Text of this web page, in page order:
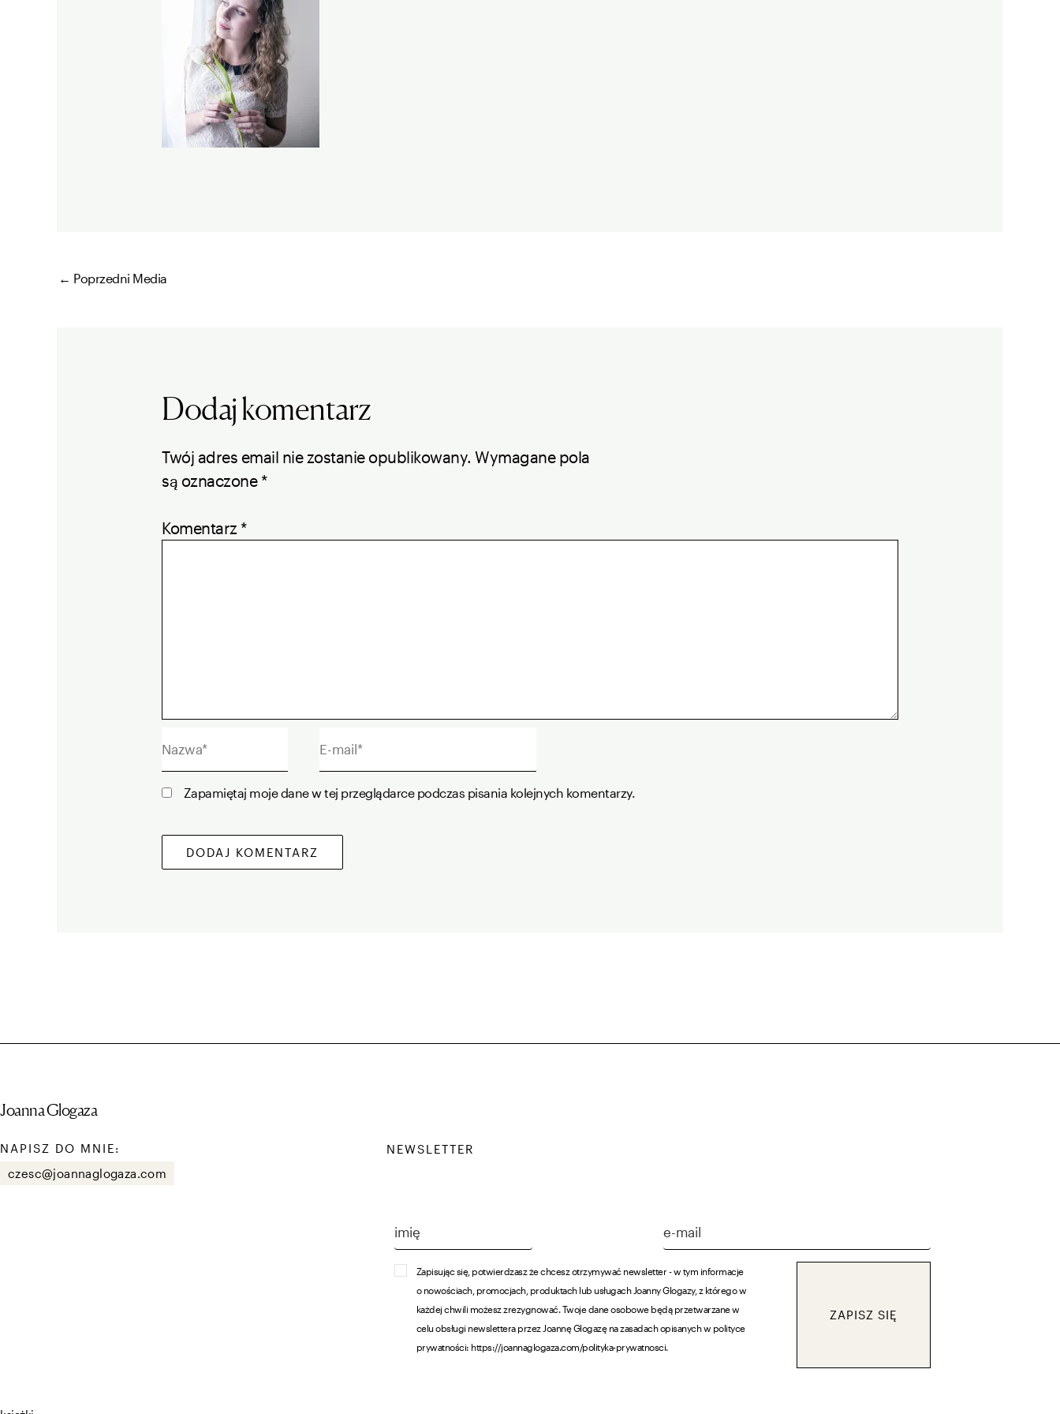
← Poprzedni Media
Dodaj komentarz
Twój adres email nie zostanie opublikowany. Wymagane pola
są oznaczone *
Komentarz *
Zapamiętaj moje dane w tej przeglądarce podczas pisania kolejnych komentarzy.
Joanna Glogaza
NAPISZ DO MNIE:
czesc@joannaglogaza.com
NEWSLETTER
Zapisując się, potwierdzasz że chcesz otrzymywać newsletter - w tym informacje
o nowościach, promocjach, produktach lub usługach Joanny Glogazy, z którego w
każdej chwili możesz zrezygnować. Twoje dane osobowe będą przetwarzane w
celu obsługi newslettera przez Joannę Glogazę na zasadach opisanych w polityce
prywatności: https://joannaglogaza.com/polityka-prywatnosci.
ZAPISZ SIĘ